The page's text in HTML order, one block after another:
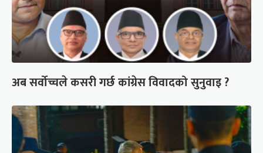
अब सर्वोच्चले कसरी गर्छ कांग्रेस विवादको सुनुवाइ ?